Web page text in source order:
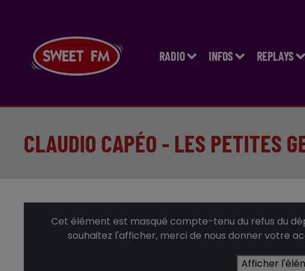
RADIO INFOS REPLAYS
CLAUDIO CAPÉO - LES PETITES
Cet élément est masqué compte-tenu du refus du
souhaitez l'afficher, merci de nous donner votre
Afficher